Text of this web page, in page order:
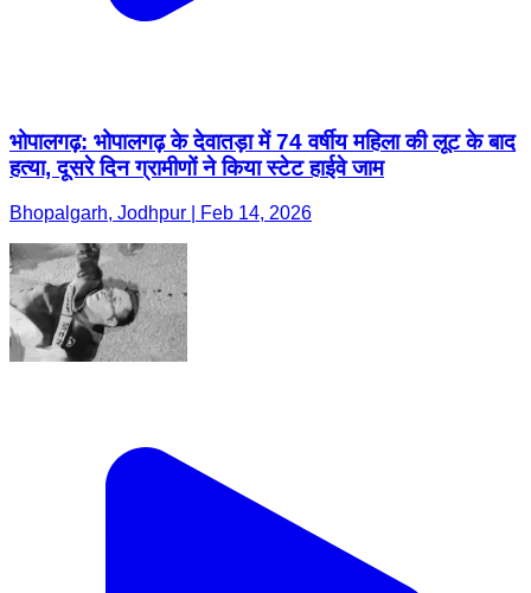
भोपालगढ़: भोपालगढ़ के देवातड़ा में 74 वर्षीय महिला की लूट के बाद
हत्या, दूसरे दिन ग्रामीणों ने किया स्टेट हाईवे जाम
Bhopalgarh, Jodhpur | Feb 14, 2026